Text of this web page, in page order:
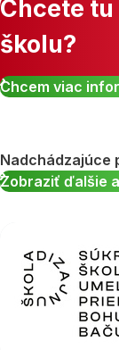
Zobraziť všetky
Chcete
školu?
Chcem viac
Nadchádzajúce
Zobraziť ďalšie